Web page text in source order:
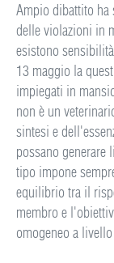
Ampio dibattito
delle violazioni in
esistono
13 maggio la
impiegati in
non è un
sintesi e
possano
tipo impone
equilibrio tra il
membro e
omogeneo a